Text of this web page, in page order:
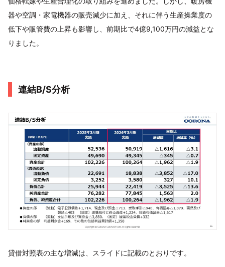
器や空調・家電機器の販売減少に加え、それに伴う生産操業度の
低下や販管費の上昇も影響し、前期比で4億9,100万円の減益とな
りました。
連結B/S分析
貸借対照表の主な増減は、スライドに記載のとおりです。